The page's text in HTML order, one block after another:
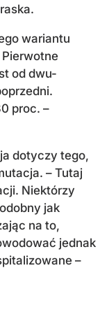
wariantu
od dwu-
proc. –
dotyczy tego,
– Tutaj
Niektórzy
jak
na to,
jednak
–